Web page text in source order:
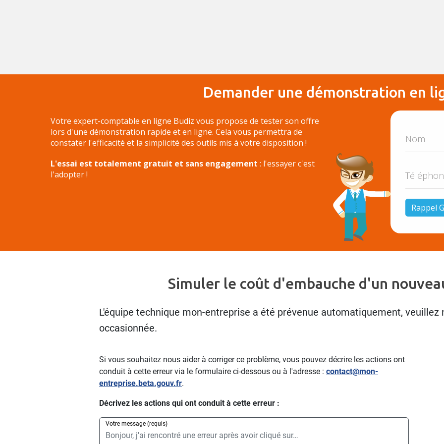
Demander une démonstration en
Votre expert-comptable en ligne Budiz vous propose de tester son offre
lors d'une démonstration rapide et en ligne. Cela vous permettra de
constater l'efficacité et la simplicité des outils mis à votre disposition !
L'essai est totalement gratuit et sans engagement : l'essayer c'est
l'adopter !
Simuler le coût d'embauche d'un